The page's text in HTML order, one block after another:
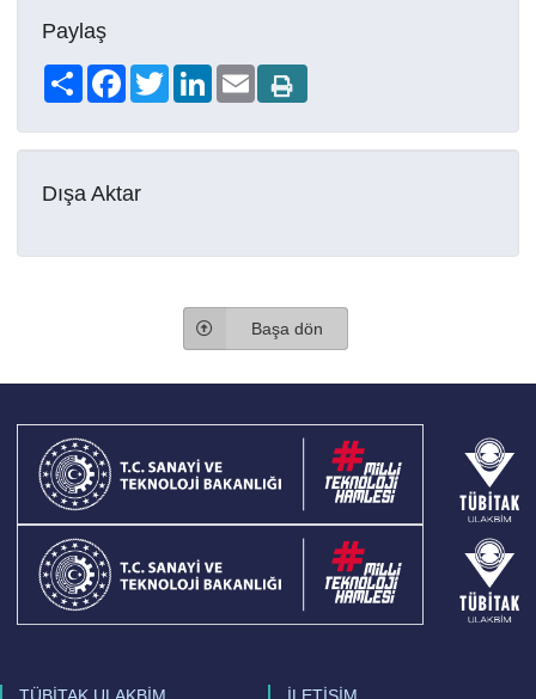
Paylaş
Share FacebookTwitterLinkedIn
Email
Dışa Aktar
Başa dön